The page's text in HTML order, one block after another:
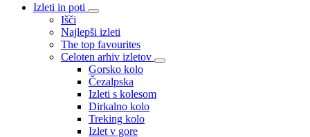
Izleti in poti
Išči
Najlepši izleti
The top favourites
Celoten arhiv izletov
Gorsko kolo
Čezalpska
Izleti s kolesom
Dirkalno kolo
Treking kolo
Izlet v gore